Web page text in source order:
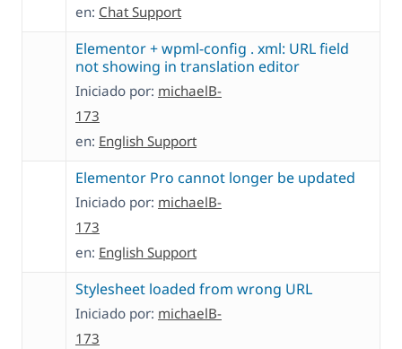
en: Chat Support
Elementor + wpml-config . xml: URL field
not showing in translation editor
Iniciado por: michaelB-
173
en: English Support
Elementor Pro cannot longer be updated
Iniciado por: michaelB-
173
en: English Support
Stylesheet loaded from wrong URL
Iniciado por: michaelB-
173